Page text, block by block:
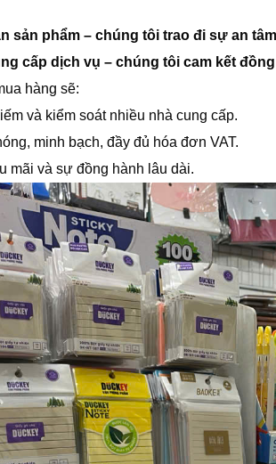
sản phẩm – chúng tôi trao đi sự an
cấp dịch vụ – chúng tôi cam kết
hàng sẽ:
và kiểm soát nhiều nhà cung cấp.
minh bạch, đầy đủ hóa đơn VAT.
mãi và sự đồng hành lâu dài.